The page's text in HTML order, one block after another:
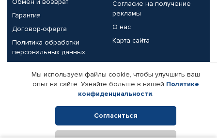
Гарантия
Договор-оферта
Политика обработки
персональных данных
Согласие на получение
рекламы
О нас
Карта сайта
Партнерам
Корпоративным клиентам
Поставщикам
Реквизиты компании
Мы используем файлы cookie, чтобы улучшить ваш
опыт на сайте. Узнайте больше в нашей Политике
конфиденциальности.
Согласиться